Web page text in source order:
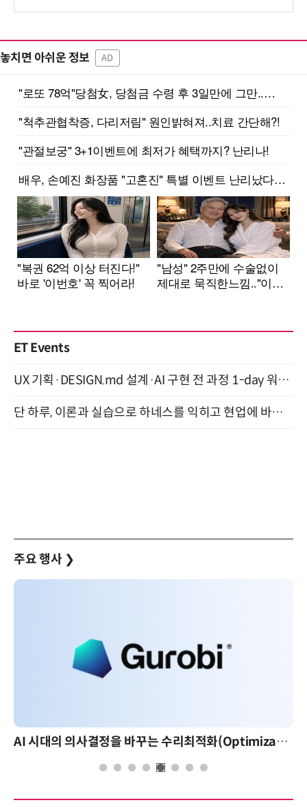
놓치면 아쉬운 정보 AD
ET Events
UX 기획·DESIGN.md 설계·AI 구현 전 과정 1-day 워크숍 with Claude Code·Codex 9월 15일 개최
단 하루, 이론과 실습으로 하네스를 익히고 현업에 바로 쓰는 핸즈온 워크숍 (8/20)
주요 행사 ❯
AI 시대의 의사결정을 바꾸는 수리최적화(Optimization): 실제 산업 적용 사례와 활용 전략